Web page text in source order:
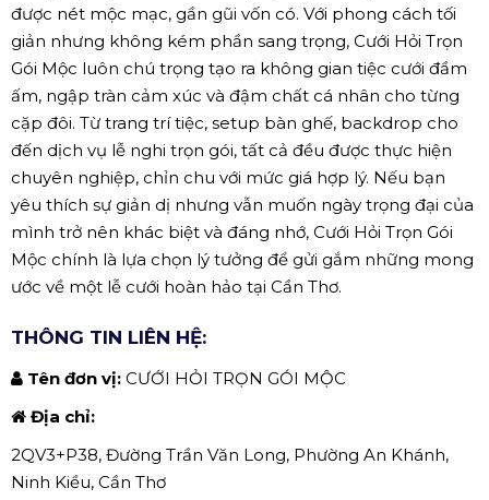
được nét mộc mạc, gần gũi vốn có. Với phong cách tối
giản nhưng không kém phần sang trọng, Cưới Hỏi Trọn
Gói Mộc luôn chú trọng tạo ra không gian tiệc cưới đầm
ấm, ngập tràn cảm xúc và đậm chất cá nhân cho từng
cặp đôi. Từ trang trí tiệc, setup bàn ghế, backdrop cho
đến dịch vụ lễ nghi trọn gói, tất cả đều được thực hiện
chuyên nghiệp, chỉn chu với mức giá hợp lý. Nếu bạn
yêu thích sự giản dị nhưng vẫn muốn ngày trọng đại của
mình trở nên khác biệt và đáng nhớ, Cưới Hỏi Trọn Gói
Mộc chính là lựa chọn lý tưởng để gửi gắm những mong
ước về một lễ cưới hoàn hảo tại Cần Thơ.
THÔNG TIN LIÊN HỆ:
Tên đơn vị: CƯỚI HỎI TRỌN GÓI MỘC
Địa chỉ:
2QV3+P38, Đường Trần Văn Long, Phường An Khánh,
Ninh Kiều, Cần Thơ